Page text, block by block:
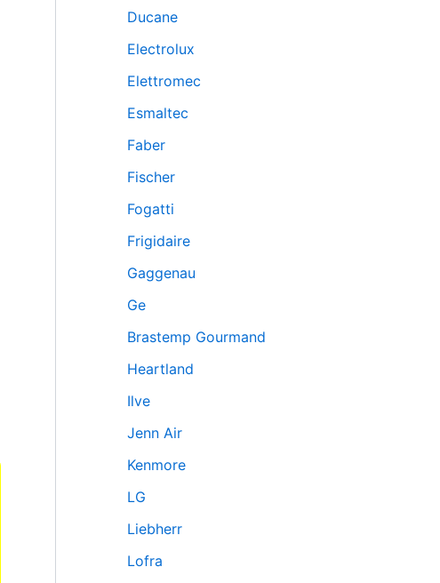
Ducane
Electrolux
Elettromec
Esmaltec
Faber
Fischer
Fogatti
Frigidaire
Gaggenau
Ge
Brastemp Gourmand
Heartland
Ilve
Jenn Air
Kenmore
LG
Liebherr
Lofra